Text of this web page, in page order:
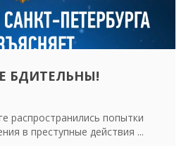
БДИТЕЛЬНЫ!
распространились попытки
в преступные действия ...